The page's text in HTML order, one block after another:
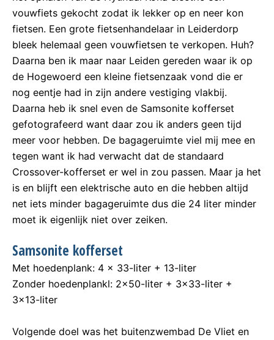
vouwfiets gekocht zodat ik lekker op en neer kon
fietsen. Een grote fietsenhandelaar in Leiderdorp
bleek helemaal geen vouwfietsen te verkopen. Huh?
Daarna ben ik maar naar Leiden gereden waar ik op
de Hogewoerd een kleine fietsenzaak vond die er
nog eentje had in zijn andere vestiging vlakbij.
Daarna heb ik snel even de Samsonite kofferset
gefotografeerd want daar zou ik anders geen tijd
meer voor hebben. De bagageruimte viel mij mee en
tegen want ik had verwacht dat de standaard
Crossover-kofferset er wel in zou passen. Maar ja het
is en blijft een elektrische auto en die hebben altijd
net iets minder bagageruimte dus die 24 liter minder
moet ik eigenlijk niet over zeiken.
Samsonite kofferset
Met hoedenplank: 4 x 33-liter + 13-liter
Zonder hoedenplankl: 2×50-liter + 3×33-liter +
3×13-liter
Volgende doel was het buitenzwembad De Vliet en